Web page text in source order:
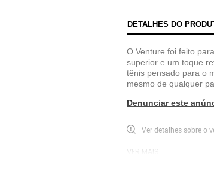
DETALHES DO
O Venture foi feito
superior e um toque
tênis pensado para o
mesmo de qualquer
Denunciar este
Ver detalhes sobre o
VER MAIS